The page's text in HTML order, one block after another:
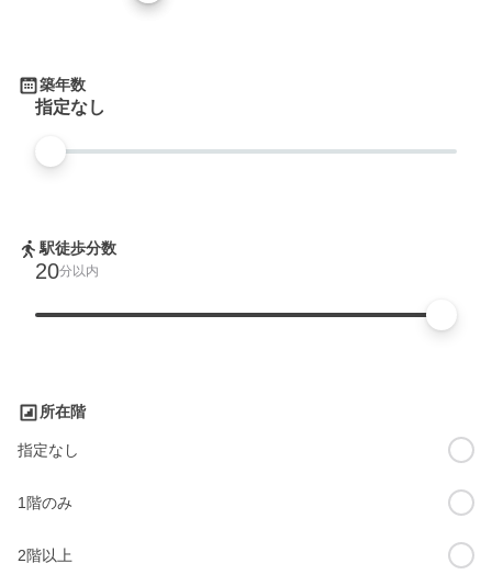
築年数
指定なし
駅徒歩分数
20分以内
所在階
指定なし
1階のみ
2階以上